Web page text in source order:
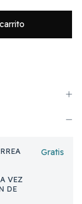
VEZ
DE
Gratis